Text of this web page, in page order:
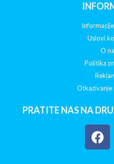
Uslovi
O
Politika
Otkazivanje
PRATITE NAS NA